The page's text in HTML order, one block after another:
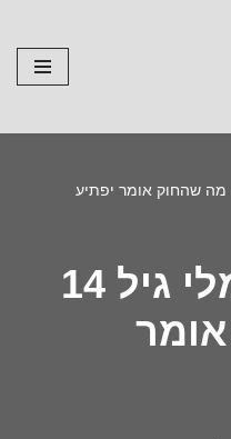
חשמלי גיל 14 – מה שהחוק אומר יפתיע
קורקינט חשמלי גיל 14